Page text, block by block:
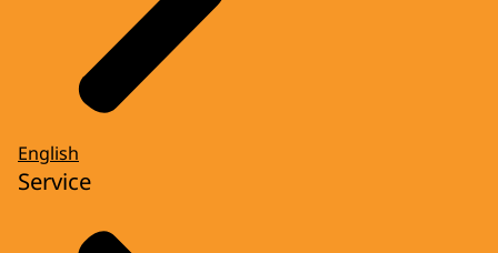
English
Service